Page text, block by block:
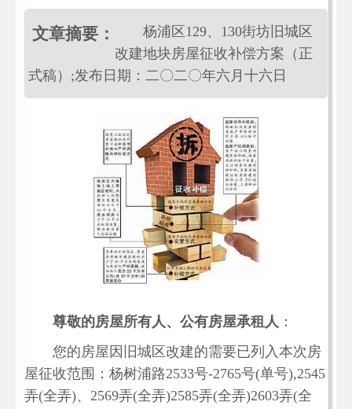
文章摘要：
杨浦区129、130街坊旧城区
改建地块房屋征收补偿方案（正
式稿）;发布日期：二〇二〇年六月十六日
尊敬的房屋所有人、公有房屋承租人 ：
您的房屋因旧城区改建的需要已列入本次房
屋征收范围：杨树浦路2533号-2765号(单号),2545
弄(全弄)、2569弄(全弄)2585弄(全弄)2603弄(全